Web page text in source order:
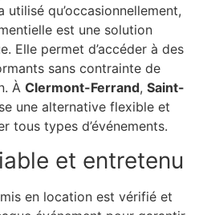
qu’occasionnellement,
est une solution
Elle permet d’accéder à des
sans contrainte de
À Clermont-Ferrand, Saint-
une alternative flexible et
tous types d’événements.
et entretenu
en location est vérifié et